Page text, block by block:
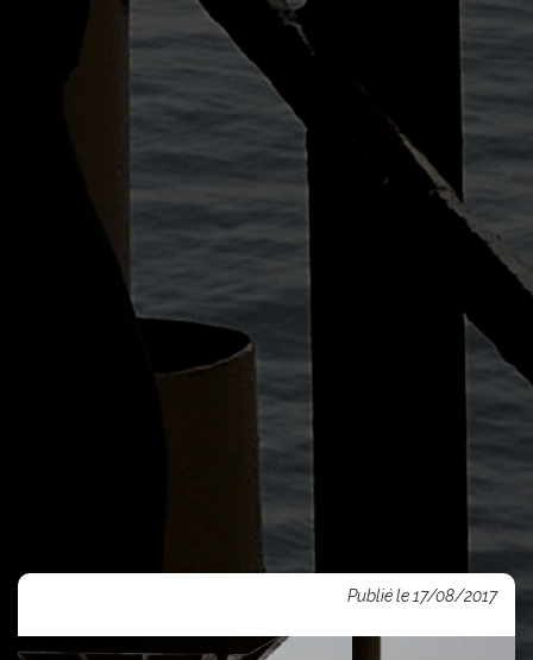
Publié le 17/08/2017